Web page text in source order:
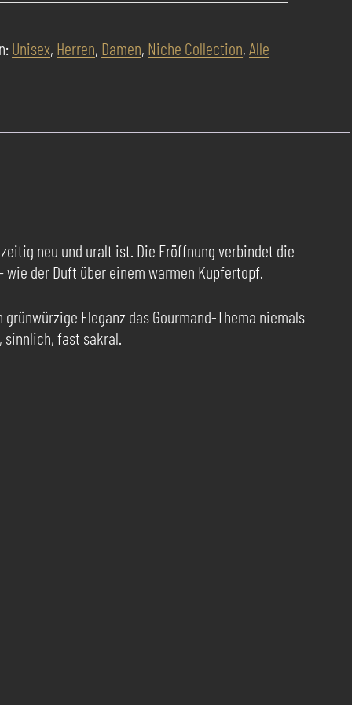
Unisex, Herren, Damen, Niche Collection,Alle
neu und uralt ist. Die Eröffnung verbindet die
der Duft über einem warmen Kupfertopf.
Eleganz das Gourmand-Thema niemals
fast sakral.